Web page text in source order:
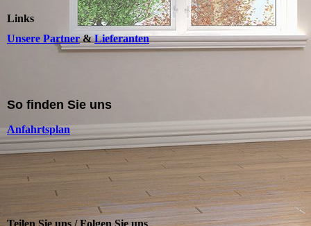
Links
Unsere Partner&Lieferanten
So finden Sie uns
Anfahrtsplan
Teilen Sie uns / Folgen Sie uns